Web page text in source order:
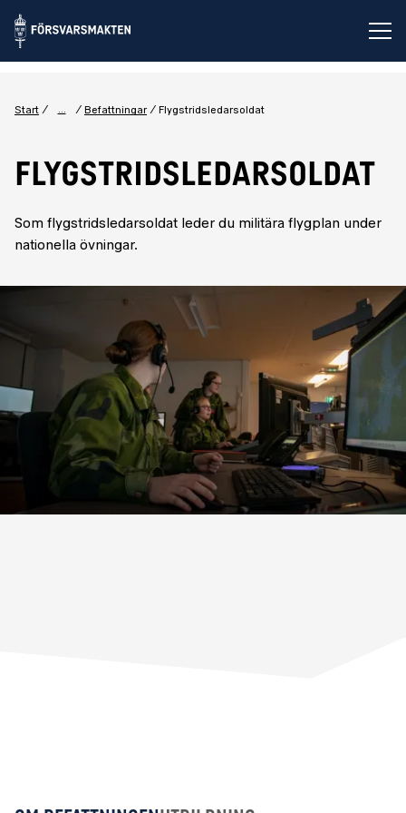
Start ... Befattningar Flygstridsledarsoldat
FLYGSTRIDSLEDARSOLDAT
Som flygstridsledarsoldat leder du militära flygplan under
nationella övningar.